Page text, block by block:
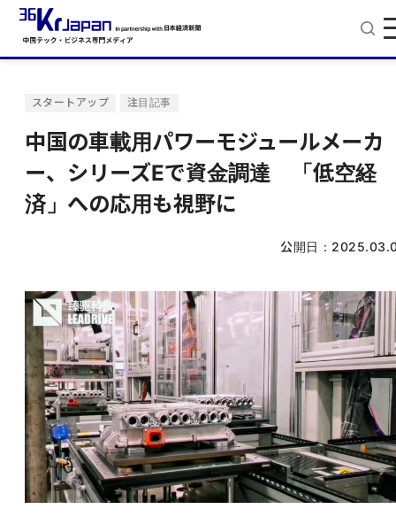
スタートアップ 注目記事
中国の車載用パワーモジュールメーカ
ー、シリーズEで資金調達 「低空経
済」への応用も視野に
公開日：